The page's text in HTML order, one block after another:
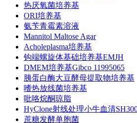
热厌氧菌培养基
ORI培养基
氨苄青霉素溶液
Mannitol Maltose Agar
Acholeplasma培养基
钩端螺旋体基础培养基EMJH
DMEM培养基Gibco 11995065
胰蛋白酶大豆酵母提取物培养基
嗜热放线菌培养基
吡咯烷酮琼脂
HyClone射线处理小牛血清
蔗糖发酵单胞菌